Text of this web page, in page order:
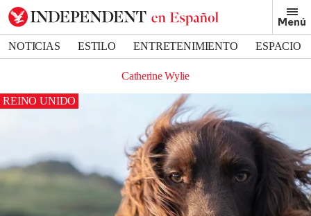
Menú
NOTICIAS ESTILO ENTRETENIMIENTO
ESPACIO
Catherine Wylie
REINO UNIDO